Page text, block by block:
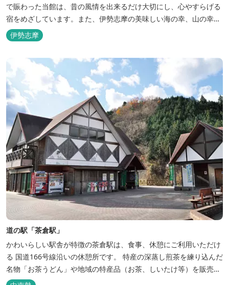
で賑わった当館は、昔の風情を出来るだけ大切にし、心やすらげる
宿をめざしています。また、伊勢志摩の美味しい海の幸、山の幸を
低価格でお楽しみください。
伊勢志摩
道の駅「茶倉駅」
かわいらしい駅舎が特徴の茶倉駅は、食事、休憩にご利用いただけ
る 国道166号線沿いの休憩所です。 特産の深蒸し煎茶を練り込んだ
名物「お茶うどん」や地域の特産品（お茶、しいたけ等）を販売。
吊り橋をわたれば宿泊施設のエバーグレイズ香肌峡まですぐ。 【イ